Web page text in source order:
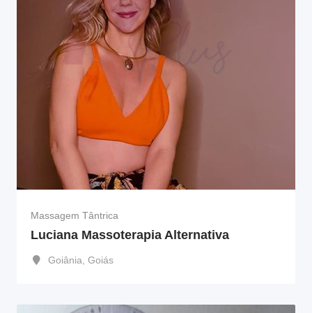
Massagem Tântrica
Luciana Massoterapia Alternativa
Goiânia Goiás